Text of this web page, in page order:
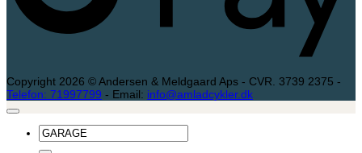
Copyright 2026 © Andersen & Meldgaard Aps - CVR. 3739 2375 -
Telefon: 71997799 - Email: info@amladcykler.dk
Søg
efter: